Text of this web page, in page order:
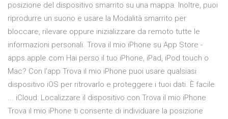
posizione del dispositivo smarrito su una mappa. Inoltre, puoi
riprodurre un suono e usare la Modalità smarrito per
bloccare, rilevare oppure inizializzare da remoto tutte le
informazioni personali. ‎Trova il mio iPhone su App Store -
apps.apple.com Hai perso il tuo iPhone, iPad, iPod touch o
Mac? Con l'app Trova il mio iPhone puoi usare qualsiasi
dispositivo iOS per ritrovarlo e proteggere i tuoi dati. È facile
... iCloud: Localizzare il dispositivo con Trova il mio iPhone
Trova il mio iPhone ti consente di individuare la posizione